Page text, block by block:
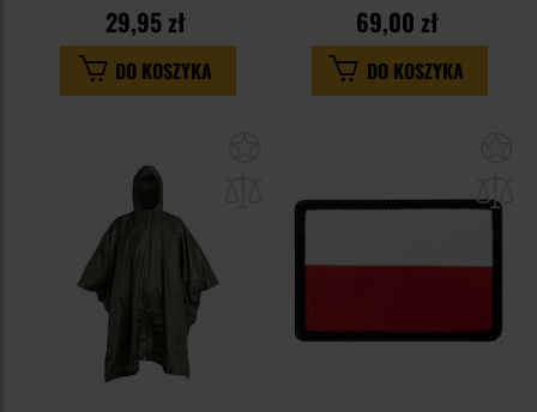
29,95 zł
DO KOSZYKA
69,00 zł
DO KOSZYKA
schowka